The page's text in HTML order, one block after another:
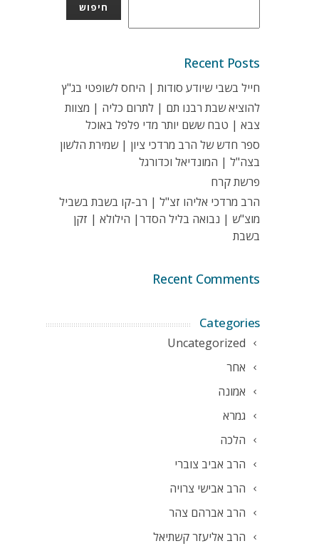
חיפוש
Recent Posts
חייל בשבי שיודע סודות | היחס לשופטי בג"ץ
להוציא שבת רבנו תם | לתרום כליה | מצוות
צבא | טבח ששם יותר מדי פלפל באוכל
ספר חדש של הרב מרדכי ציון | שמירת הלשון
בצה"ל | המונדיאל וכדורגל
פרשת קרח
הרב מרדכי אליהו זצ"ל | רב-קו בשבת בשביל
מוצ"ש | נבואה בליל הסדר| הילולא | זקן
בשבת
Recent Comments
Categories
Uncategorized
אחר
אמונה
גמרא
הלכה
הרב אביב צוברי
הרב אבישי צרויה
הרב אברהם צהר
הרב אליעזר קשתיאל